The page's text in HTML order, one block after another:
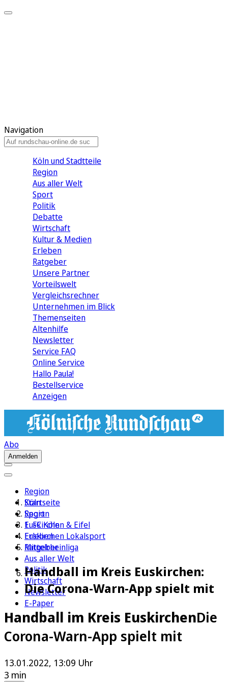
Navigation
Köln und Stadtteile
Region
Aus aller Welt
Sport
Politik
Debatte
Wirtschaft
Kultur & Medien
Erleben
Ratgeber
Unsere Partner
Vorteilswelt
Vergleichsrechner
Unternehmen im Blick
Themenseiten
Altenhilfe
Newsletter
Service FAQ
Online Service
Hallo Paula!
Bestellservice
Anzeigen
Abo
Anmelden
Region
Köln
Sport
1. FC Köln
Erleben
Ratgeber
Aus aller Welt
Politik
Wirtschaft
Newsletter
E-Paper
Startseite
Region
Euskirchen & Eifel
Euskirchen Lokalsport
Mittelrheinliga
Handball im Kreis Euskirchen:
Die Corona-Warn-App spielt mit
Handball im Kreis EuskirchenDie
Corona-Warn-App spielt mit
13.01.2022, 13:09 Uhr
3 min